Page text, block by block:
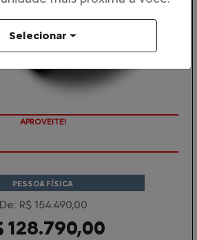
APROVEITE!
PESSOA FÍSICA
De: R$ 154.490,00
128.790,00
Selecionar